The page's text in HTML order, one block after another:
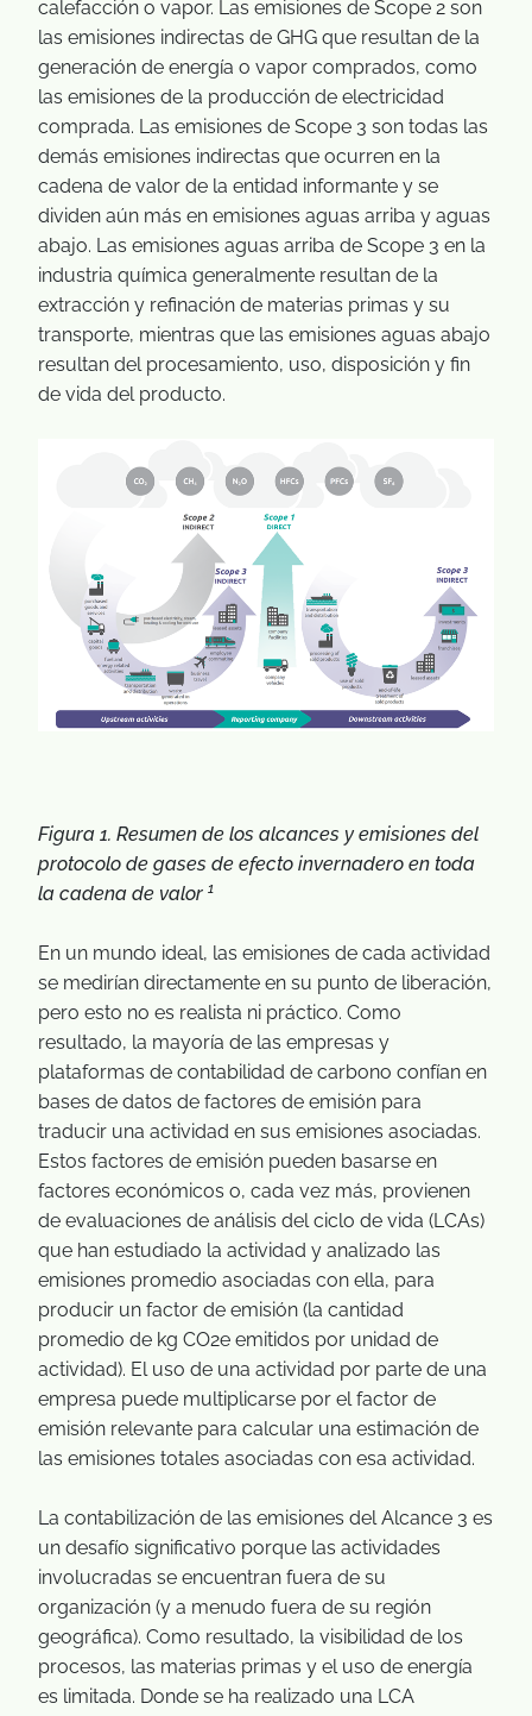
calefacción o vapor. Las emisiones de Scope 2 son
las emisiones indirectas de GHG que resultan de la
generación de energía o vapor comprados, como
las emisiones de la producción de electricidad
comprada. Las emisiones de Scope 3 son todas las
demás emisiones indirectas que ocurren en la
cadena de valor de la entidad informante y se
dividen aún más en emisiones aguas arriba y aguas
abajo. Las emisiones aguas arriba de Scope 3 en la
industria química generalmente resultan de la
extracción y refinación de materias primas y su
transporte, mientras que las emisiones aguas abajo
resultan del procesamiento, uso, disposición y fin
de vida del producto.
Figura 1. Resumen de los alcances y emisiones del
protocolo de gases de efecto invernadero en toda
la cadena de valor 1
En un mundo ideal, las emisiones de cada actividad
se medirían directamente en su punto de liberación,
pero esto no es realista ni práctico. Como
resultado, la mayoría de las empresas y
plataformas de contabilidad de carbono confían en
bases de datos de factores de emisión para
traducir una actividad en sus emisiones asociadas.
Estos factores de emisión pueden basarse en
factores económicos o, cada vez más, provienen
de evaluaciones de análisis del ciclo de vida (LCAs)
que han estudiado la actividad y analizado las
emisiones promedio asociadas con ella, para
producir un factor de emisión (la cantidad
promedio de kg CO2e emitidos por unidad de
actividad). El uso de una actividad por parte de una
empresa puede multiplicarse por el factor de
emisión relevante para calcular una estimación de
las emisiones totales asociadas con esa actividad.
La contabilización de las emisiones del Alcance 3 es
un desafío significativo porque las actividades
involucradas se encuentran fuera de su
organización (y a menudo fuera de su región
geográfica). Como resultado, la visibilidad de los
procesos, las materias primas y el uso de energía
es limitada. Donde se ha realizado una LCA